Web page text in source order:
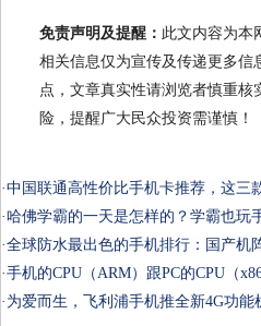
免责声明及提醒： 此文内容为本
相关信息仅为宣传及传递更多信
点，文章真实性请浏览者慎重核
险，提醒广大民众投资需谨慎！
·中国联通高性价比手机卡推荐，这三
·哈佛学霸的一天是怎样的？学霸也玩
·全球防水最出色的手机排行：国产机
·手机的CPU（ARM）跟PC的CPU（
· 为爱而生，飞利浦手机推全新4G功能